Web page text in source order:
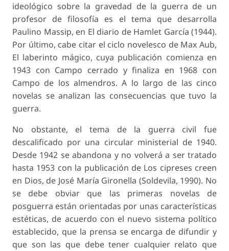
ideológico sobre la gravedad de la guerra de un
profesor de filosofía es el tema que desarrolla
Paulino Massip, en El diario de Hamlet García (1944).
Por último, cabe citar el ciclo novelesco de Max Aub,
El laberinto mágico, cuya publicación comienza en
1943 con Campo cerrado y finaliza en 1968 con
Campo de los almendros. A lo largo de las cinco
novelas se analizan las consecuencias que tuvo la
guerra.
No obstante, el tema de la guerra civil fue
descalificado por una circular ministerial de 1940.
Desde 1942 se abandona y no volverá a ser tratado
hasta 1953 con la publicación de Los cipreses creen
en Dios, de José María Gironella (Soldevila, 1990). No
se debe obviar que las primeras novelas de
posguerra están orientadas por unas características
estéticas, de acuerdo con el nuevo sistema político
establecido, que la prensa se encarga de difundir y
que son las que debe tener cualquier relato que